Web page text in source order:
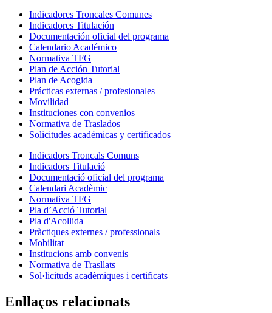
Indicadores Troncales Comunes
Indicadores Titulación
Documentación oficial del programa
Calendario Académico
Normativa TFG
Plan de Acción Tutorial
Plan de Acogida
Prácticas externas / profesionales
Movilidad
Instituciones con convenios
Normativa de Traslados
Solicitudes académicas y certificados
Indicadors Troncals Comuns
Indicadors Titulació
Documentació oficial del programa
Calendari Acadèmic
Normativa TFG
Pla d’Acció Tutorial
Pla d'Acollida
Pràctiques externes / professionals
Mobilitat
Institucions amb convenis
Normativa de Trasllats
Sol·licituds acadèmiques i certificats
Enllaços relacionats